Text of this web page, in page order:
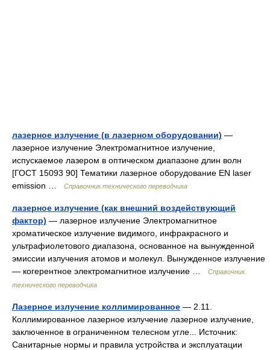
лазерное излучение (в лазерном оборудовании) —
лазерное излучение Электромагнитное излучение,
испускаемое лазером в оптическом диапазоне длин волн
[ГОСТ 15093 90] Тематики лазерное оборудование EN laser
emission …
Справочник технического переводчика
лазерное излучение (как внешний воздействующий
фактор) — лазерное излучение Электромагнитное
хроматическое излучение видимого, инфракрасного и
ультрафиолетового диапазона, основанное на вынужденной
эмиссии излучения атомов и молекул. Вынужденное излучение
— когерентное электромагнитное излучение …
Справочник
технического переводчика
Лазерное излучение коллимированное — 2.11.
Коллимированное лазерное излучение лазерное излучение,
заключенное в ограниченном телесном угле... Источник:
Санитарные нормы и правила устройства и эксплуатации